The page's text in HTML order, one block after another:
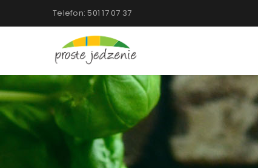
Telefon: 501 17 07 37